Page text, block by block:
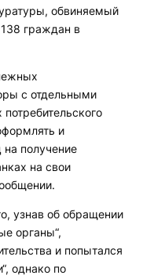
обвиняемый
граждан в
с отдельными
и
на получение
на свои
узнав об обращении
органы“,
и попытался
однако по